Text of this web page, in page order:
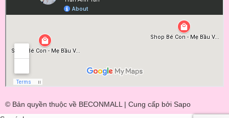
© Bản quyền thuộc về BECONMALL | Cung cấp bởi Sapo